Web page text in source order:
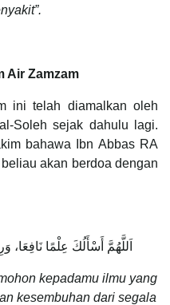
Air Zamzam
ini telah diamalkan oleh
Soleh sejak dahulu lagi.
bahawa Ibn Abbas RA
akan berdoa dengan
اَللَّهُمَّ أَسْأَلُكَ عِلْمًا
kepadamu ilmu yang
kesembuhan dari segala